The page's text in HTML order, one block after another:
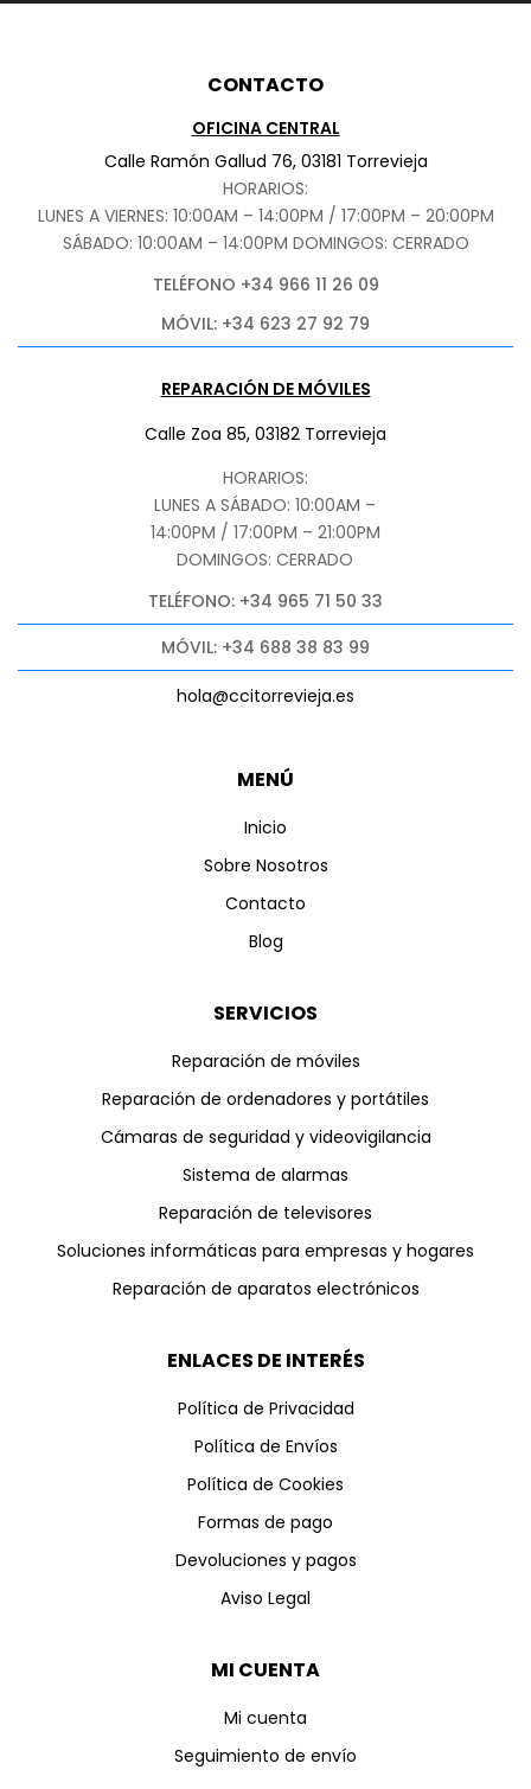
MENÚ
Inicio
Sobre Nosotros
Contacto
Blog
SERVICIOS
Reparación de móviles
Reparación de ordenadores y portátiles
Cámaras de seguridad y videovigilancia
Sistema de alarmas
Reparación de televisores
Soluciones informáticas para empresas y hogares
Reparación de aparatos electrónicos
ENLACES DE INTERÉS
Política de Privacidad
Política de Envíos
Política de Cookies
Formas de pago
Devoluciones y pagos
Aviso Legal
MI CUENTA
Mi cuenta
Seguimiento de envío
CONTACTO
OFICINA CENTRAL
Calle Ramón Gallud 76, 03181 Torrevieja
HORARIOS:
LUNES A VIERNES: 10:00AM – 14:00PM / 17:00PM – 20:00PM
SÁBADO: 10:00AM – 14:00PM DOMINGOS: CERRADO
TELÉFONO +34 966 11 26 09
MÓVIL: +34 623 27 92 79
REPARACIÓN DE MÓVILES
Calle Zoa 85, 03182 Torrevieja
HORARIOS:
LUNES A SÁBADO: 10:00AM –
14:00PM / 17:00PM – 21:00PM
DOMINGOS: CERRADO
TELÉFONO: +34 965 71 50 33
MÓVIL: +34 688 38 83 99
hola@ccitorrevieja.es